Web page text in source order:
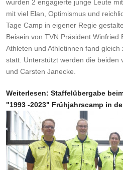
wurden 2 engagierte junge Leute
mit viel Elan, Optimismus und
Tage Camp in eigener Regie
Beisein von TVN Präsident Winfried
Athleten und Athletinnen fand
statt. Unterstützt werden die beiden
und Carsten Janecke.
Weiterlesen: Staffelübergabe
"1993 -2023" Frühjahrscamp in